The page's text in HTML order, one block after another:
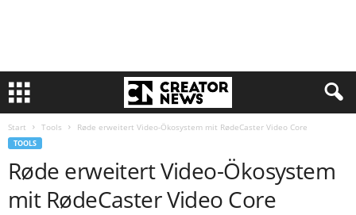
Start Tools Røde erweitert Video-Ökosystem mit RødeCaster Video Core
TOOLS
Røde erweitert Video-Ökosystem
mit RødeCaster Video Core